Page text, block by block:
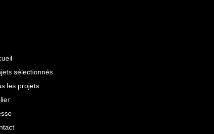
sélectionnés
les projets